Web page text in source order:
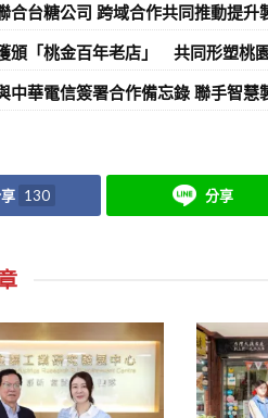
合台糖公司 跨域合作共同推動提升
頒「桃金百年老店」 共同形塑桃
中華電信簽署合作備忘錄 聯手智
130 分享